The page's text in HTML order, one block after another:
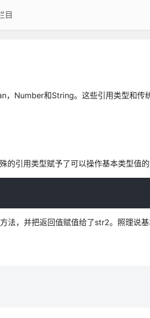
目
Number和String。这些引用类型和传
引用类型赋予了可以操作基本类型值的
法，并把返回值赋值给了str2。照理说